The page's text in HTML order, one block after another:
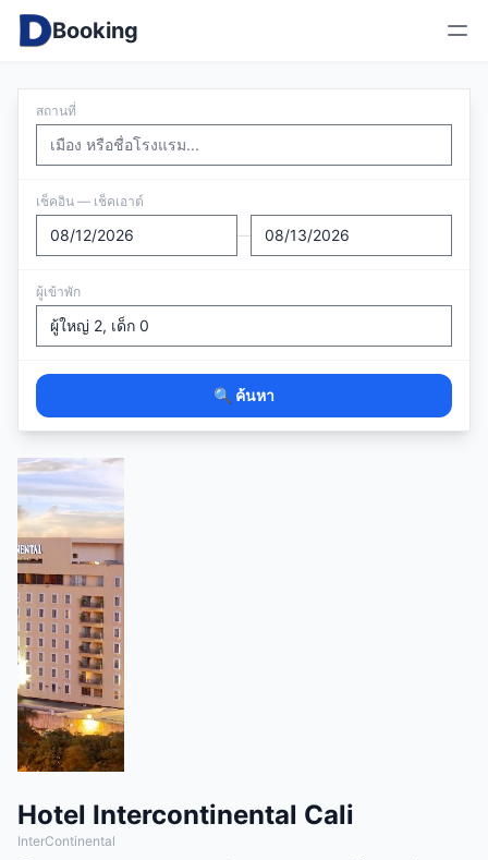
Booking
สถานที่
เช็คอิน — เช็คเอาต์
—
ผู้เข้าพัก
🔍 ค้นหา
Hotel Intercontinental Cali
InterContinental